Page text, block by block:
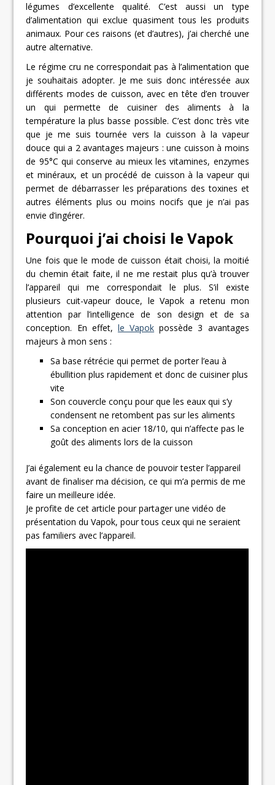
légumes d’excellente qualité. C’est aussi un type
d’alimentation qui exclue quasiment tous les produits
animaux. Pour ces raisons (et d’autres), j’ai cherché une
autre alternative.
Le régime cru ne correspondait pas à l’alimentation que
je souhaitais adopter. Je me suis donc intéressée aux
différents modes de cuisson, avec en tête d’en trouver
un qui permette de cuisiner des aliments à la
température la plus basse possible. C’est donc très vite
que je me suis tournée vers la cuisson à la vapeur
douce qui a 2 avantages majeurs : une cuisson à moins
de 95°C qui conserve au mieux les vitamines, enzymes
et minéraux, et un procédé de cuisson à la vapeur qui
permet de débarrasser les préparations des toxines et
autres éléments plus ou moins nocifs que je n’ai pas
envie d’ingérer.
Pourquoi j’ai choisi le Vapok
Une fois que le mode de cuisson était choisi, la moitié
du chemin était faite, il ne me restait plus qu’à trouver
l’appareil qui me correspondait le plus. S’il existe
plusieurs cuit-vapeur douce, le Vapok a retenu mon
attention par l’intelligence de son design et de sa
conception. En effet, le Vapok possède 3 avantages
majeurs à mon sens :
Sa base rétrécie qui permet de porter l’eau à
ébullition plus rapidement et donc de cuisiner plus
vite
Son couvercle conçu pour que les eaux qui s’y
condensent ne retombent pas sur les aliments
Sa conception en acier 18/10, qui n’affecte pas le
goût des aliments lors de la cuisson
J’ai également eu la chance de pouvoir tester l’appareil
avant de finaliser ma décision, ce qui m’a permis de me
faire un meilleure idée.
Je profite de cet article pour partager une vidéo de
présentation du Vapok, pour tous ceux qui ne seraient
pas familiers avec l’appareil.